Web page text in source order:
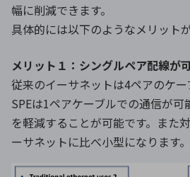
幅に削減できます。
具体的には以下のようなメリット
メリット１：シングルペア配線が
従来のイーサネットは4ペアのケー
SPEは1ペアケーブルでの通信が
を軽減することが可能です。また
ーサネットに比べ小型になります。